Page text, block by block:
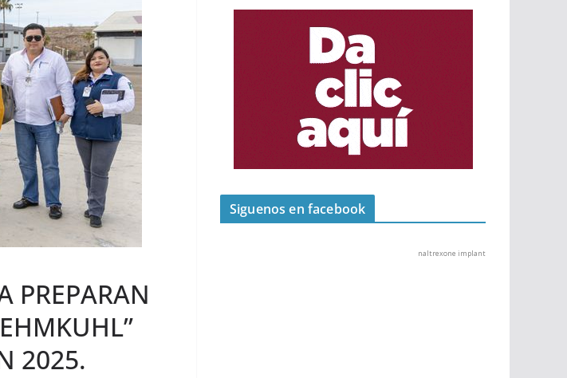
PREPARAN
2025.
Siguenos en facebook
naltrexone implant